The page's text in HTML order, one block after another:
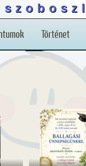
Történet